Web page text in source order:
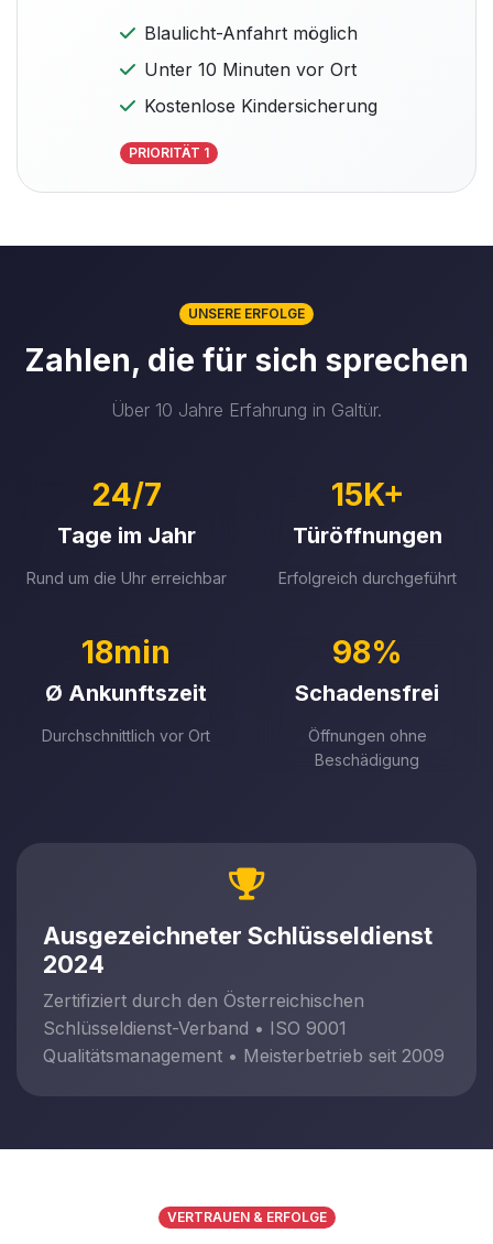
Blaulicht-Anfahrt möglich
Unter 10 Minuten vor Ort
Kostenlose Kindersicherung
PRIORITÄT 1
UNSERE ERFOLGE
Zahlen, die für sich sprechen
Über 10 Jahre Erfahrung in Galtür.
24/7
Tage im Jahr
Rund um die Uhr erreichbar
15K+
Türöffnungen
Erfolgreich durchgeführt
18min
Ø Ankunftszeit
Durchschnittlich vor Ort
98%
Schadensfrei
Öffnungen ohne
Beschädigung
Ausgezeichneter Schlüsseldienst
2024
Zertifiziert durch den Österreichischen
Schlüsseldienst-Verband • ISO 9001
Qualitätsmanagement • Meisterbetrieb seit 2009
VERTRAUEN & ERFOLGE